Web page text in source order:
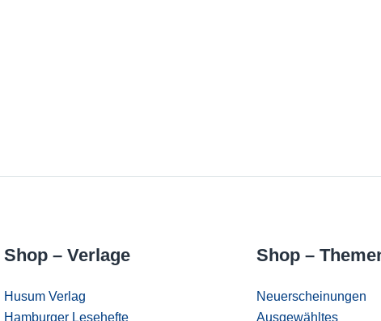
Shop – Verlage
Husum Verlag
Hamburger Lesehefte
Shop –
Neuerscheinungen
Ausgewähltes